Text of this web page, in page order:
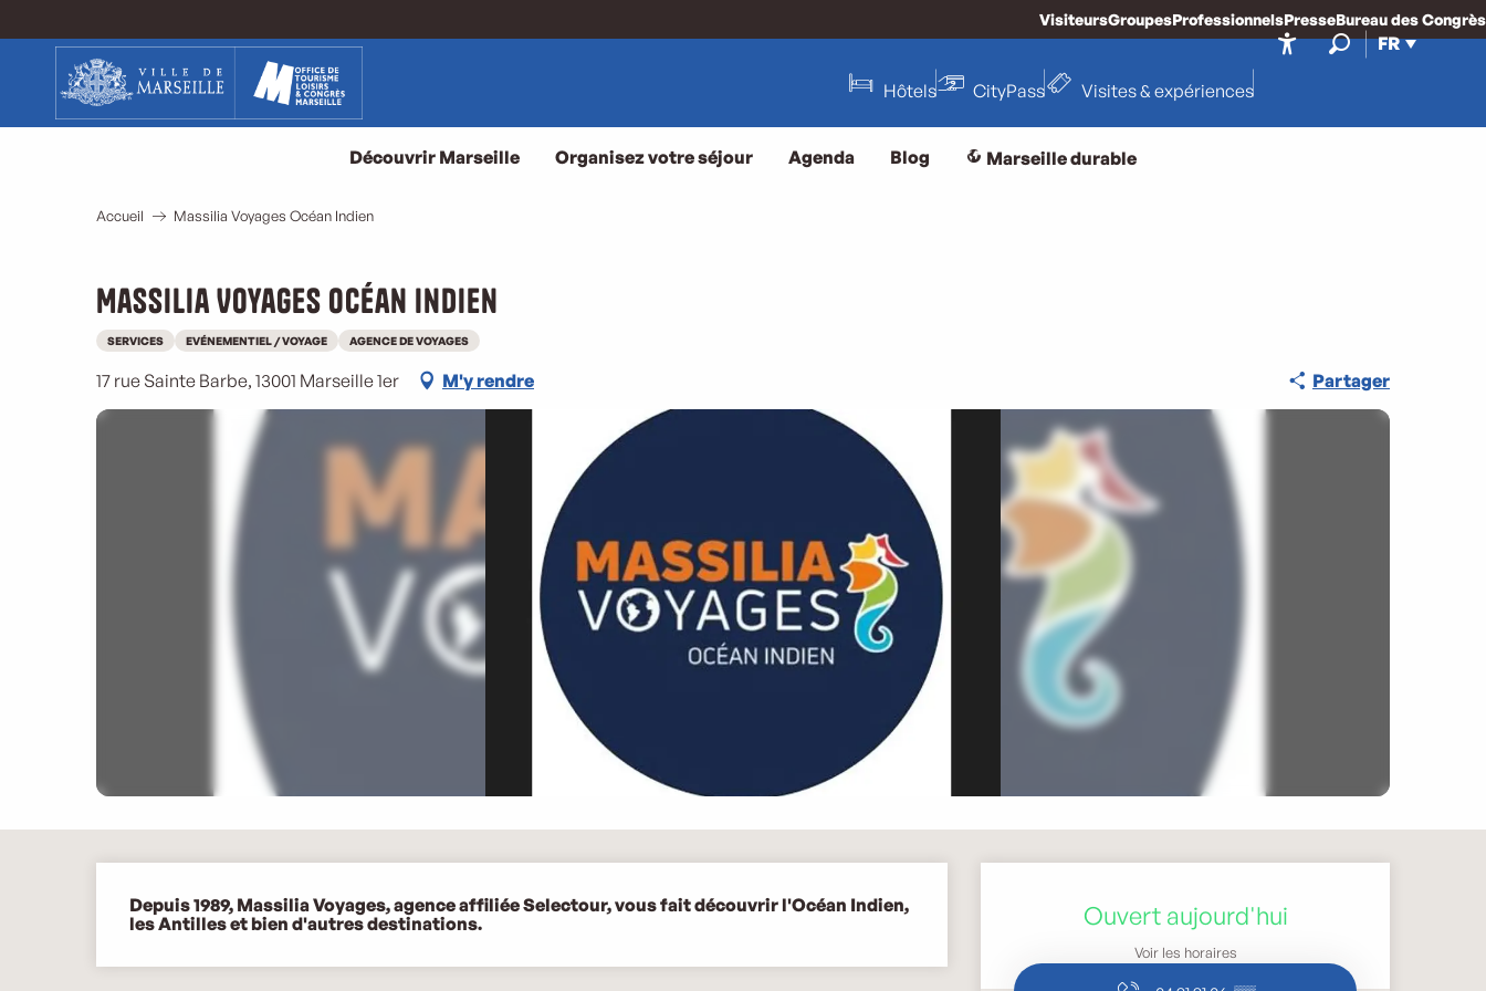
contenu
FR
VisiteursGroupesProfessionnelsPresseBureau des Congrès
Hôtels CityPass Visites & expériences
Découvrir Marseille Organisez votre séjour Agenda Blog Marseille durable
Accueil Massilia Voyages Océan Indien
Massilia Voyages Océan Indien
SERVICES EVÉNEMENTIEL / VOYAGE AGENCE DE VOYAGES
17 rue Sainte Barbe, 13001 Marseille 1er M'y rendre Partager
Ouverture et
Ouvert aujourd'hui
Voir les horaires
Description
Depuis 1989, Massilia Voyages, agence affiliée Selectour, vous fait découvrir l'Océan Indien,
les Antilles et bien d'autres destinations.